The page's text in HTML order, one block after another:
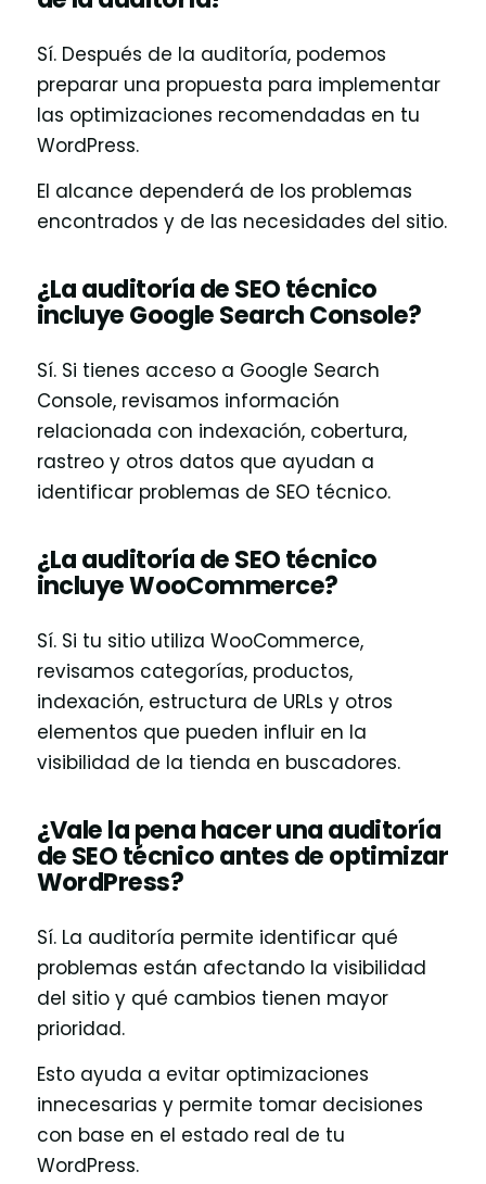
Sí. Después de la auditoría, podemos
preparar una propuesta para implementar
las optimizaciones recomendadas en tu
WordPress.
El alcance dependerá de los problemas
encontrados y de las necesidades del sitio.
¿La auditoría de SEO técnico
incluye Google Search Console?
Sí. Si tienes acceso a Google Search
Console, revisamos información
relacionada con indexación, cobertura,
rastreo y otros datos que ayudan a
identificar problemas de SEO técnico.
¿La auditoría de SEO técnico
incluye WooCommerce?
Sí. Si tu sitio utiliza WooCommerce,
revisamos categorías, productos,
indexación, estructura de URLs y otros
elementos que pueden influir en la
visibilidad de la tienda en buscadores.
¿Vale la pena hacer una auditoría
de SEO técnico antes de optimizar
WordPress?
Sí. La auditoría permite identificar qué
problemas están afectando la visibilidad
del sitio y qué cambios tienen mayor
prioridad.
Esto ayuda a evitar optimizaciones
innecesarias y permite tomar decisiones
con base en el estado real de tu
WordPress.